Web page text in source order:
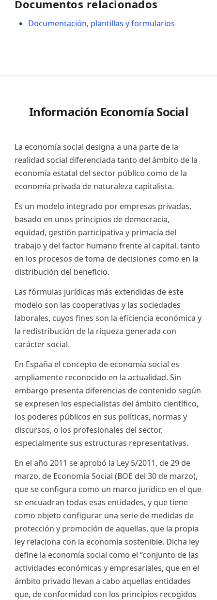
Documentos relacionados
Documentación, plantillas y formularios
Información Economía Social
La economía social designa a una parte de la
realidad social diferenciada tanto del ámbito de la
economía estatal del sector público como de la
economía privada de naturaleza capitalista.
Es un modelo integrado por empresas privadas,
basado en unos principios de democracia,
equidad, gestión participativa y primacía del
trabajo y del factor humano frente al capital, tanto
en los procesos de toma de decisiones como en la
distribución del beneficio.
Las fórmulas jurídicas más extendidas de este
modelo son las cooperativas y las sociedades
laborales, cuyos fines son la eficiencia económica y
la redistribución de la riqueza generada con
carácter social.
En España el concepto de economía social es
ampliamente reconocido en la actualidad. Sin
embargo presenta diferencias de contenido según
se expresen los especialistas del ámbito científico,
los poderes públicos en sus políticas, normas y
discursos, o los profesionales del sector,
especialmente sus estructuras representativas.
En el año 2011 se aprobó la Ley 5/2011, de 29 de
marzo, de Economía Social (BOE del 30 de marzo),
que se configura como un marco jurídico en el que
se encuadran todas esas entidades, y que tiene
como objeto configurar una serie de medidas de
protección y promoción de aquellas, que la propia
ley relaciona con la economía sostenible. Dicha ley
define la economía social como el “conjunto de las
actividades económicas y empresariales, que en el
ámbito privado llevan a cabo aquellas entidades
que, de conformidad con los principios recogidos